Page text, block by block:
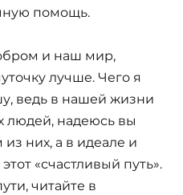
помощь.
и наш мир,
лучше. Чего я
ведь в нашей жизни
людей, надеюсь вы
них, а в идеале и
«счастливый путь».
читайте в